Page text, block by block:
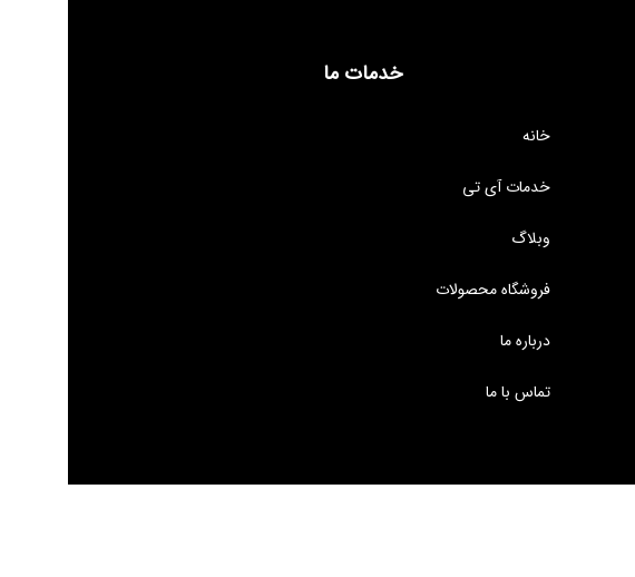
خدمات ما
خانه
خدمات آی تی
وبلاگ
فروشگاه محصولات
درباره ما
تماس با ما